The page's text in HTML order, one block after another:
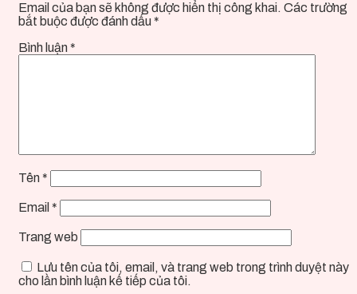
Email của bạn sẽ không được hiển thị công khai. Các trường
bắt buộc được đánh dấu *
Bình luận *
Tên *
Email *
Trang web
Lưu tên của tôi, email, và trang web trong trình duyệt này
cho lần bình luận kế tiếp của tôi.